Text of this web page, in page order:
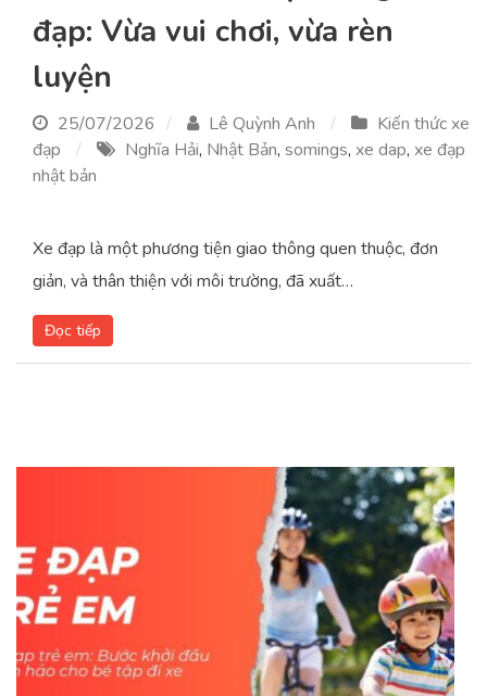
đạp: Vừa vui chơi, vừa rèn
luyện
25/07/2026 Lê Quỳnh Anh
Kiến thức xe
đạp
Nghĩa Hải, Nhật Bản, somings, xe dap, xe đạp
nhật bản
Xe đạp là một phương tiện giao thông quen thuộc, đơn
giản, và thân thiện với môi trường, đã xuất…
Đọc tiếp